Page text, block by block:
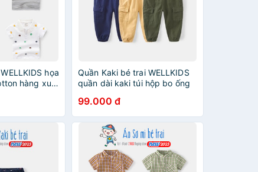
họa
hàng xuất
Quần Kaki bé trai WELLKIDS
quần dài kaki túi hộp bo ống
99.000 đ